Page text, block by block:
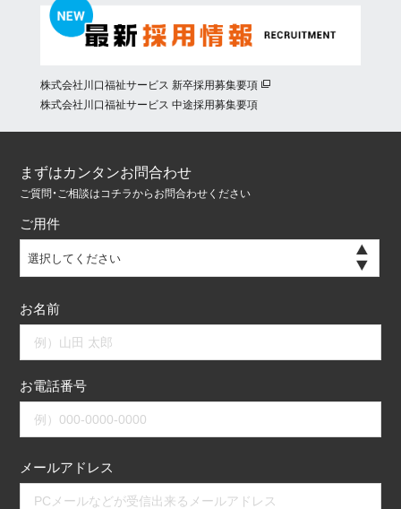
株式会社川口福祉サービス 新卒採用募集要項
株式会社川口福祉サービス 中途採用募集要項
まずはカンタンお問合わせ
ご質問・ご相談はコチラからお問合わせください
ご用件
選択してください
お名前
お電話番号
メールアドレス